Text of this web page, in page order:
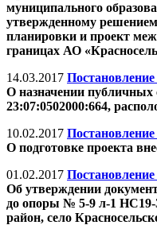
муниципального
утвержденному
планировки и проект
границах АО
14.03.2017
О назначении публичных
23:07:0502000:664,
10.02.2017
О подготовке проекта
01.02.2017
Об утверждении
до опоры № 5-9 л-1 НС19-
район, село